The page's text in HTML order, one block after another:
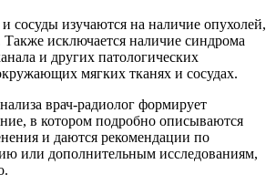
сосуды изучаются на наличие опухолей,
Также исключается наличие синдрома
и других патологических
мягких тканях и сосудах.
врач-радиолог формирует
в котором подробно описываются
и даются рекомендации по
или дополнительным исследованиям,